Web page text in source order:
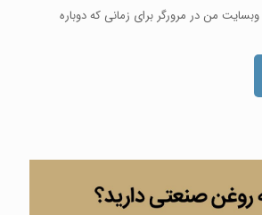
وبسایت من در مرورگر برای زمانی که دوباره